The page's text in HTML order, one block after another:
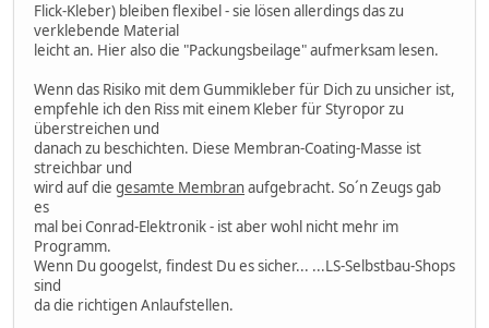
Flick-Kleber) bleiben flexibel - sie lösen allerdings das zu
verklebende Material
leicht an. Hier also die "Packungsbeilage" aufmerksam lesen.
Wenn das Risiko mit dem Gummikleber für Dich zu unsicher ist,
empfehle ich den Riss mit einem Kleber für Styropor zu
überstreichen und
danach zu beschichten. Diese Membran-Coating-Masse ist
streichbar und
wird auf die gesamte Membranaufgebracht. So´n Zeugs gab
es
mal bei Conrad-Elektronik - ist aber wohl nicht mehr im
Programm.
Wenn Du googelst, findest Du es sicher... ...LS-Selbstbau-Shops
sind
da die richtigen Anlaufstellen.